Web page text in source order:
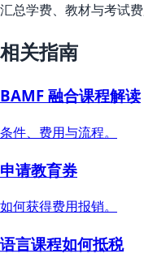
汇总学费、教材与考试
相关指南
BAMF 融合课程解读
条件、费用与流程。
申请教育券
如何获得费用报销。
语言课程如何抵税